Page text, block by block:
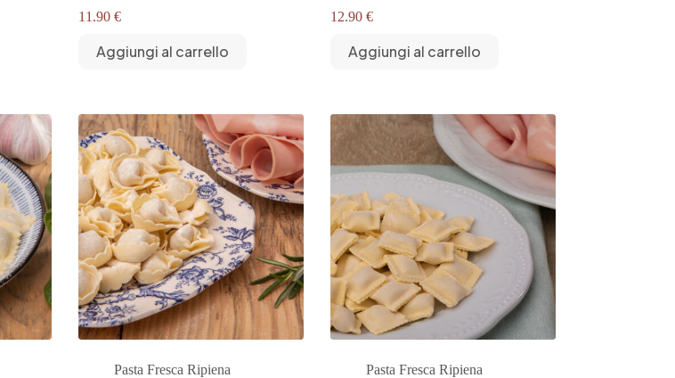
11.90 €
Aggiungi al carrello
12.90 €
Aggiungi al carrello
Pasta Fresca Ripiena
Pasta Fresca Ripiena